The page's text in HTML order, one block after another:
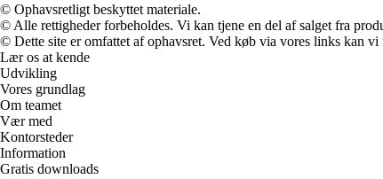
© Ophavsretligt beskyttet materiale.
© Alle rettigheder forbeholdes. Vi kan tjene en del af salget fra
© Dette site er omfattet af ophavsret. Ved køb via vores links kan
Lær os at kende
Udvikling
Vores grundlag
Om teamet
Vær med
Kontorsteder
Information
Gratis downloads